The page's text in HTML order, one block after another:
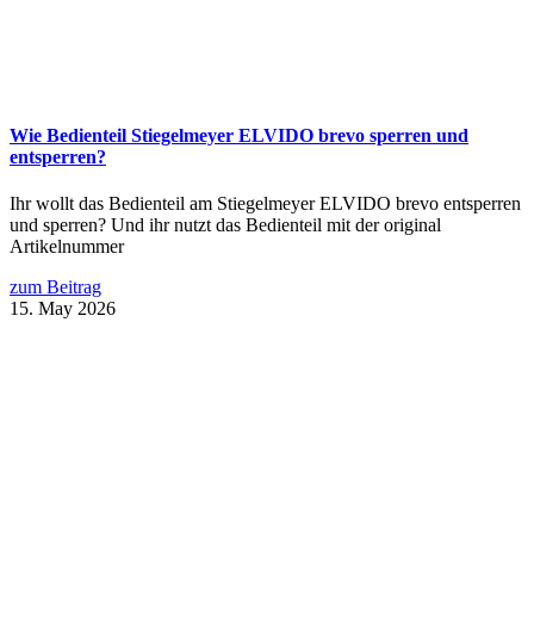
Wie Bedienteil Stiegelmeyer ELVIDO brevo sperren und
entsperren?
Ihr wollt das Bedienteil am Stiegelmeyer ELVIDO brevo entsperren
und sperren? Und ihr nutzt das Bedienteil mit der original
Artikelnummer
zum Beitrag
15. May 2026